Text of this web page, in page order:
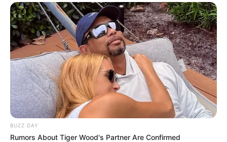
BUZZ DAY
Rumors About Tiger Wood's Partner Are Confirmed